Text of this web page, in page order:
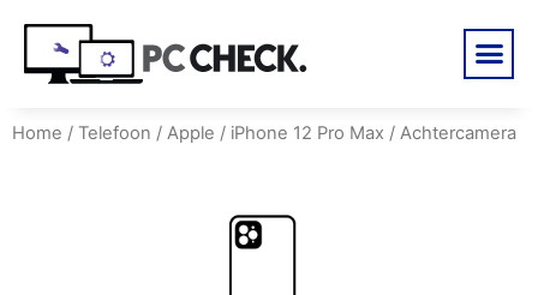
Home / Telefoon / Apple / iPhone 12 Pro Max / Achtercamera